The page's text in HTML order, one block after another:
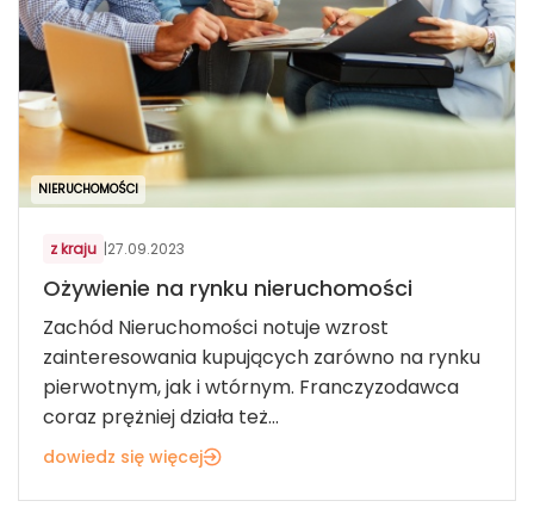
NIERUCHOMOŚCI
z kraju |27.09.2023
Ożywienie na rynku nieruchomości
Zachód Nieruchomości notuje wzrost
zainteresowania kupujących zarówno na rynku
pierwotnym, jak i wtórnym. Franczyzodawca
coraz prężniej działa też...
dowiedz się więcej